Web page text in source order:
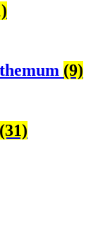
(9)
(31)